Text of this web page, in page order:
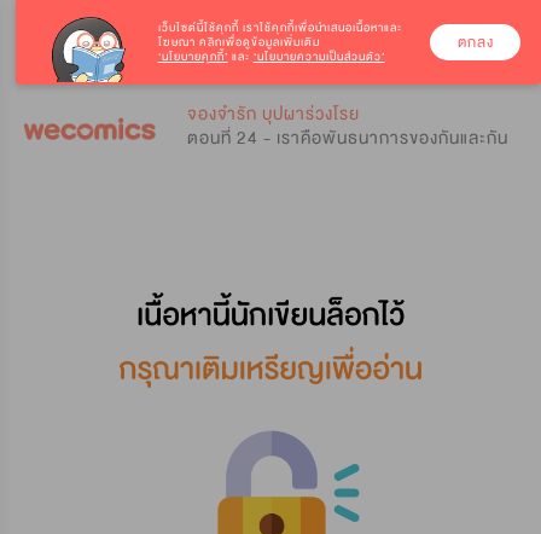
จองจำรัก บุปผาร่วงโรย
ตอนที่ 24 - เราคือพันธนาการของกันและกัน
เว็บไซต์นี้ใช้คุกกี้ เราใช้คุกกี้เพื่อนำเสนอเนื้อหาและ
โฆษณา คลิกเพื่อดูข้อมูลเพิ่มเติม
‘นโยบายคุกกี้’ และ ‘นโยบายความเป็นส่วนตัว’
ตกลง